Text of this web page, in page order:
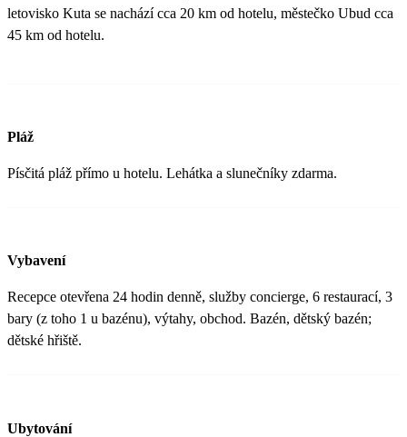
letovisko Kuta se nachází cca 20 km od hotelu, městečko Ubud cca
45 km od hotelu.
Pláž
Písčitá pláž přímo u hotelu. Lehátka a slunečníky zdarma.
Vybavení
Recepce otevřena 24 hodin denně, služby concierge, 6 restaurací, 3
bary (z toho 1 u bazénu), výtahy, obchod. Bazén, dětský bazén;
dětské hřiště.
Ubytování